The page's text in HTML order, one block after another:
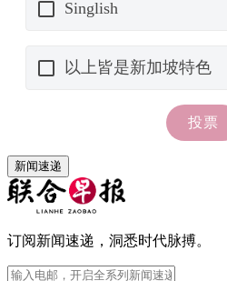
新闻速递
订阅新闻速递，洞悉时代脉搏。